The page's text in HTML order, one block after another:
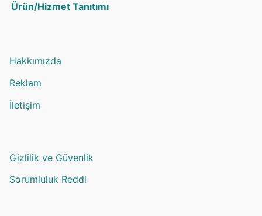
Ürün/Hizmet Tanıtımı
Hakkımızda
Reklam
İletişim
Gizlilik ve Güvenlik
Sorumluluk Reddi